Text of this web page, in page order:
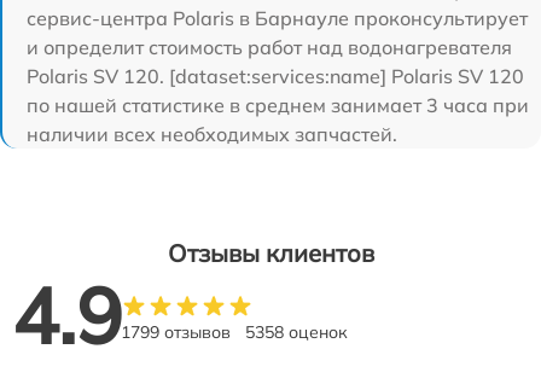
сервис-центра Polaris в Барнауле проконсультирует
и определит стоимость работ над водонагревателя
Polaris SV 120. [dataset:services:name] Polaris SV 120
по нашей статистике в среднем занимает 3 часа при
наличии всех необходимых запчастей.
Отзывы клиентов
4.91799 отзывов 5358 оценок